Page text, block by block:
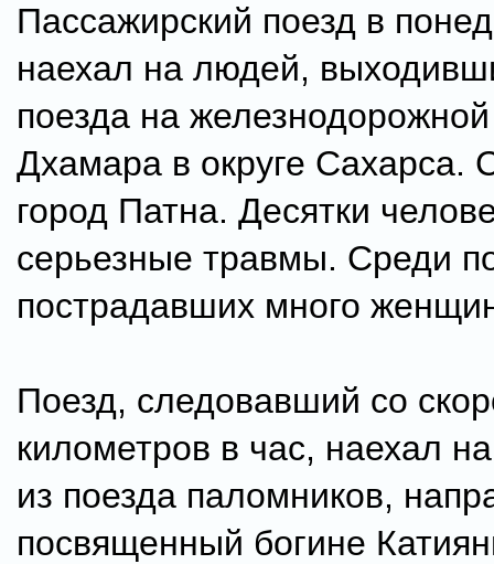
Пассажирский поезд в
наехал на людей,
поезда на
Дхамара в округе Сахарса.
город Патна. Десятки
серьезные травмы. Среди
пострадавших много
Поезд, следовавший со
километров в час, наехал
из поезда паломников,
посвященный богине